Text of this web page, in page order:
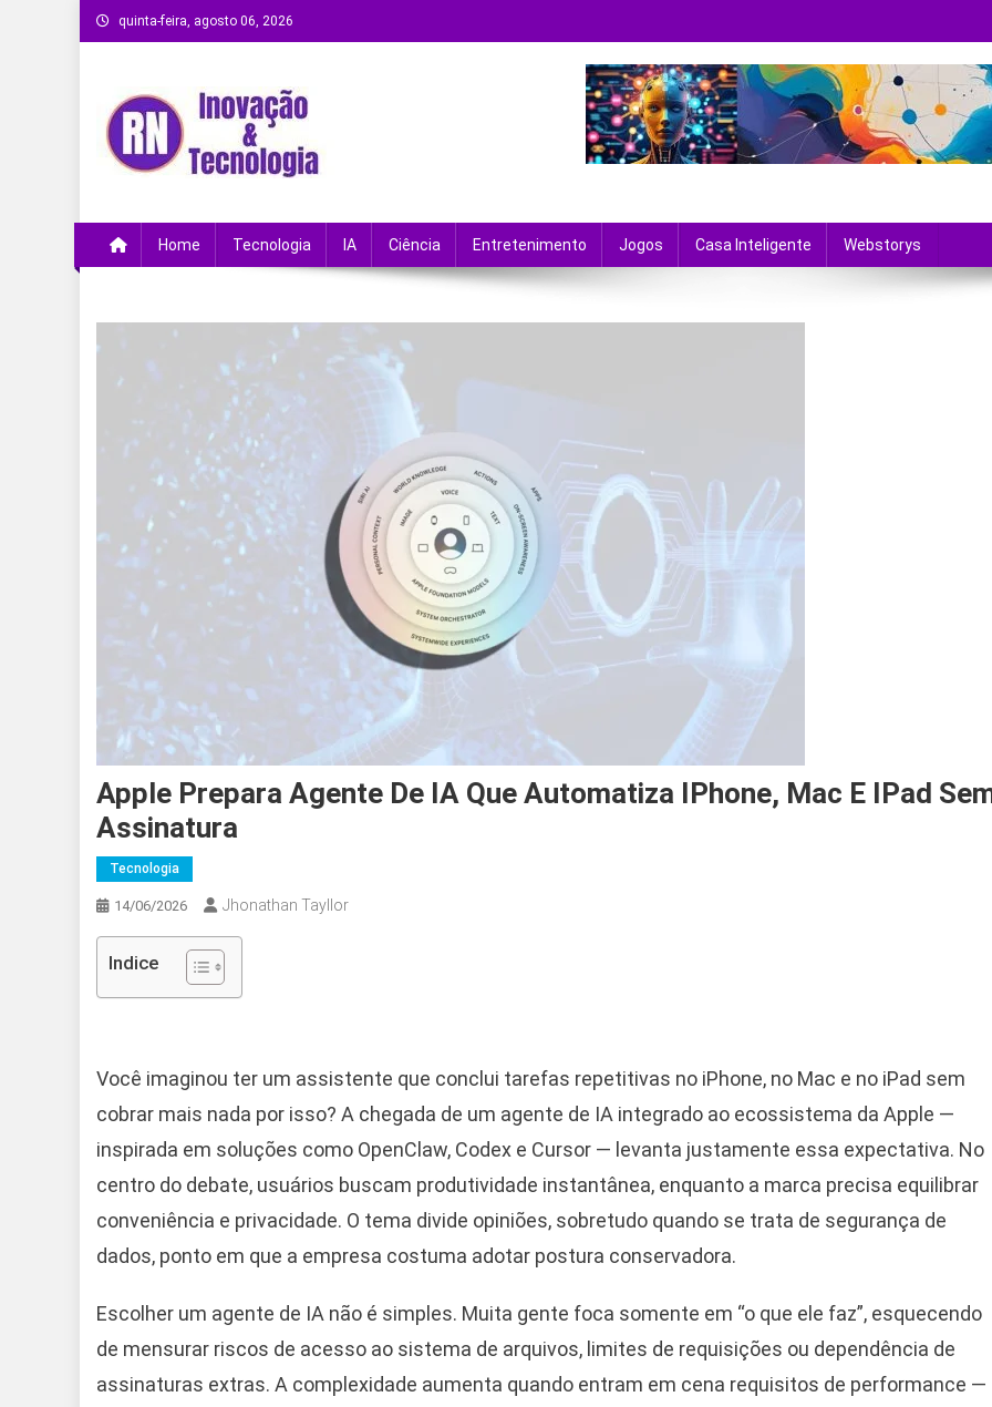
Skip
to
quinta-feira, agosto 06, 2026
Home Tecnologia IA Ciência Entretenimento Jogos Casa Inteligente Webstorys
Apple Prepara Agente De IA Que Automatiza IPhone, Mac E IPad
Assinatura
Tecnologia
14/06/2026 Jhonathan Tayllor
Indice
Você imaginou ter um assistente que conclui tarefas repetitivas no iPhone, no Mac e no iPad sem
cobrar mais nada por isso? A chegada de um agente de IA integrado ao ecossistema da Apple —
inspirada em soluções como OpenClaw, Codex e Cursor — levanta justamente essa expectativa. No
centro do debate, usuários buscam produtividade instantânea, enquanto a marca precisa equilibrar
conveniência e privacidade. O tema divide opiniões, sobretudo quando se trata de segurança de
dados, ponto em que a empresa costuma adotar postura conservadora.
Escolher um agente de IA não é simples. Muita gente foca somente em “o que ele faz”, esquecendo
de mensurar riscos de acesso ao sistema de arquivos, limites de requisições ou dependência de
assinaturas extras. A complexidade aumenta quando entram em cena requisitos de performance —